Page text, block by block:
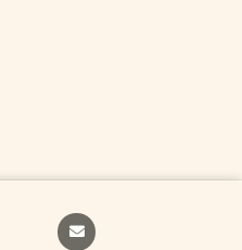
Envelope
Instagram
Facebook-
f